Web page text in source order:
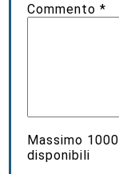
Commento*
Massimo 1000
disponibili